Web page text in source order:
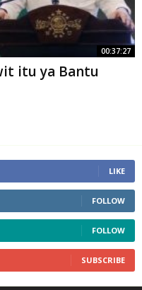
00:37:27
itu ya Bantu
LIKE
FOLLOW
FOLLOW
SUBSCRIBE